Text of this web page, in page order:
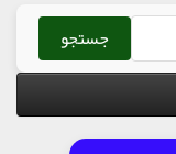
جستجو